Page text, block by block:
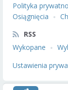
Polityka
Osiągnięcia
RSS
Wykopane
Ustawienia